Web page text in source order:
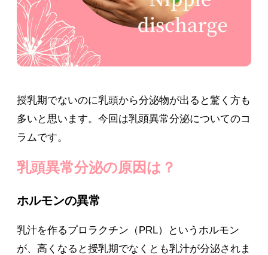
授乳期でないのに乳頭から分泌物が出ると驚く方も
多いと思います。今回は乳頭異常分泌についてのコ
ラムです。
乳頭異常分泌の原因は？
ホルモンの異常
乳汁を作るプロラクチン（PRL）というホルモン
が、高くなると授乳期でなくとも乳汁が分泌されま